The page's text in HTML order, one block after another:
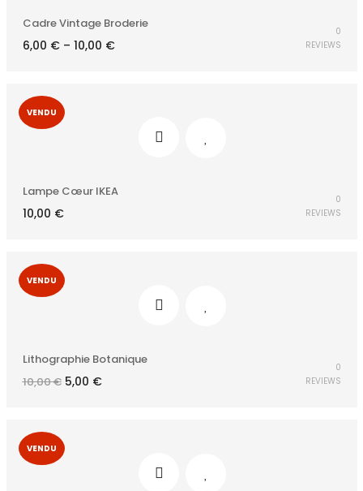
Cadre Vintage Broderie
6,00 €– 10,00 €
0
REVIEWS
VENDU
Lampe Cœur IKEA
10,00 €
0
REVIEWS
VENDU
Lithographie Botanique
10,00€ Le
prix
5,00 €Le
prix
0
REVIEWS
VENDU